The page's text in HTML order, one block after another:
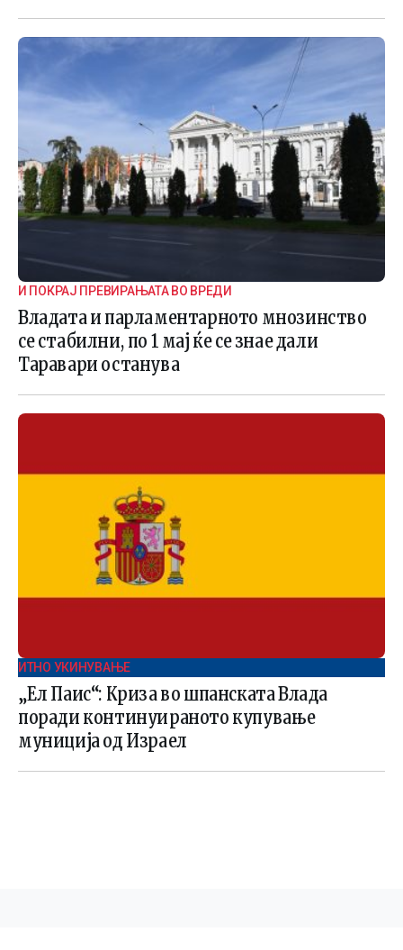
И ПОКРАЈ ПРЕВИРАЊАТА ВО ВРЕДИ
Владата и парламентарното мнозинство
се стабилни, по 1 мај ќе се знае дали
Таравари останува
ИТНО УКИНУВАЊЕ
„Ел Паис“: Криза во шпанската Влада
поради континуираното купување
муниција од Израел